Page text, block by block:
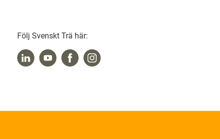
Följ Svenskt Trä här: